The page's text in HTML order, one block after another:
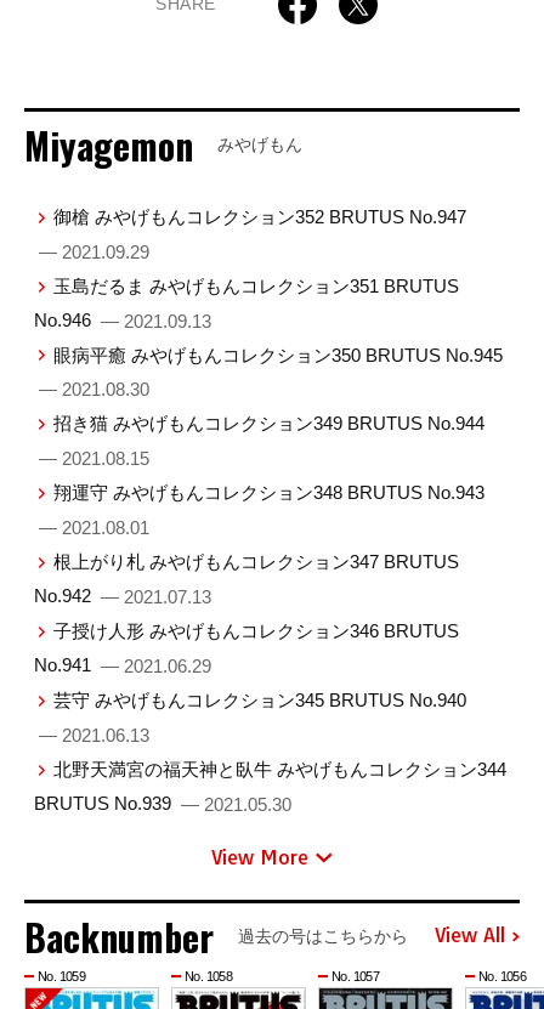
SHARE
Miyagemon みやげもん
御槍 みやげもんコレクション352 BRUTUS No.947
— 2021.09.29
玉島だるま みやげもんコレクション351 BRUTUS
No.946 — 2021.09.13
眼病平癒 みやげもんコレクション350 BRUTUS No.945
— 2021.08.30
招き猫 みやげもんコレクション349 BRUTUS No.944
— 2021.08.15
翔運守 みやげもんコレクション348 BRUTUS No.943
— 2021.08.01
根上がり札 みやげもんコレクション347 BRUTUS
No.942 — 2021.07.13
子授け人形 みやげもんコレクション346 BRUTUS
No.941 — 2021.06.29
芸守 みやげもんコレクション345 BRUTUS No.940
— 2021.06.13
北野天満宮の福天神と臥牛 みやげもんコレクション344
BRUTUS No.939 — 2021.05.30
View More
Backnumber 過去の号はこちらから View All
No. 1059 No. 1058 No. 1057 No. 1056